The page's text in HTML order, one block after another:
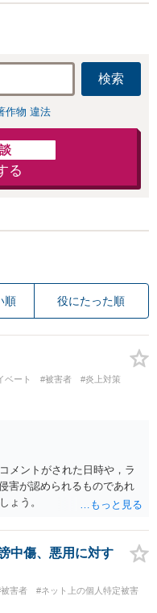
検索
作物 違法
る
順 役にたった順
ベート #被害者
#炎上対策
メントがされた日時や，ラ
害が認められるものであれ
ょう。
中傷、悪用に対す
害者
#ネット上の個人特定被害